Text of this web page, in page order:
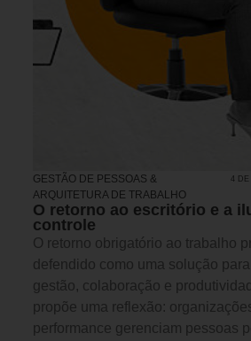
GESTÃO DE PESSOAS &
ARQUITETURA DE TRABALHO
4
O retorno ao escritório e a
controle
O retorno obrigatório ao trabalho
defendido como uma solução
gestão, colaboração e
propõe uma reflexão:
performance gerenciam pessoas